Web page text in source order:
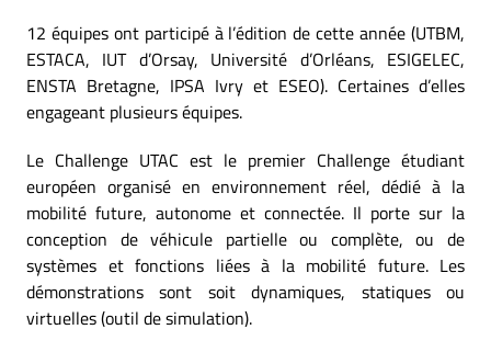
12 équipes ont participé à l’édition de cette année (UTBM,
ESTACA, IUT d’Orsay, Université d’Orléans, ESIGELEC,
ENSTA Bretagne, IPSA Ivry et ESEO). Certaines d’elles
engageant plusieurs équipes.
Le Challenge UTAC est le premier Challenge étudiant
européen organisé en environnement réel, dédié à la
mobilité future, autonome et connectée. Il porte sur la
conception de véhicule partielle ou complète, ou de
systèmes et fonctions liées à la mobilité future. Les
démonstrations sont soit dynamiques, statiques ou
virtuelles (outil de simulation).